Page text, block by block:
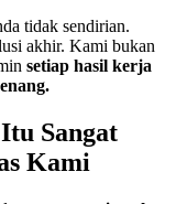
tidak sendirian.
akhir. Kami bukan
setiap hasil kerja
Sangat
Kami